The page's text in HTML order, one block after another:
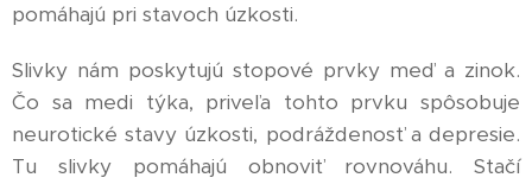
pomáhajú pri stavoch úzkosti.
Slivky nám poskytujú stopové prvky meď a zinok.
Čo sa medi týka, priveľa tohto prvku spôsobuje
neurotické stavy úzkosti, podráždenosť a depresie.
Tu slivky pomáhajú obnoviť rovnováhu. Stačí